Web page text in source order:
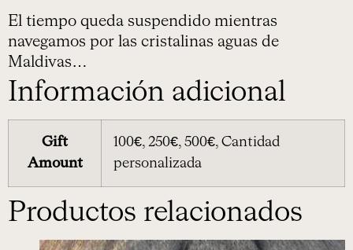
El tiempo queda suspendido mientras
navegamos por las cristalinas aguas de
Maldivas…
Información adicional
Gift
Amount
100€, 250€, 500€, Cantidad
personalizada
Productos relacionados